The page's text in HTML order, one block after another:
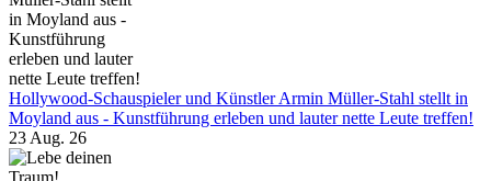
Hollywood-Schauspieler und Künstler Armin Müller-Stahl stellt in
Moyland aus - Kunstführung erleben und lauter nette Leute treffen!
23 Aug. 26